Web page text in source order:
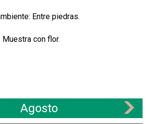
Entre piedras.
con flor.
Agosto